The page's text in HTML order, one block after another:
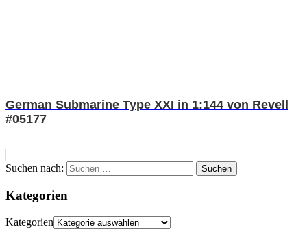
German Submarine Type XXI in 1:144 von Revell
#05177
Suchen nach: Suchen
Kategorien
Kategorien